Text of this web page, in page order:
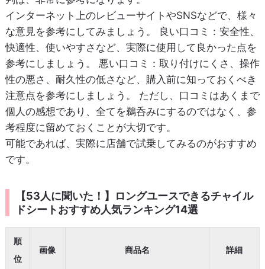
インターネット上のレビューサイトやSNSなどで、様々
な意見を参考にしてみましょう。
良い口コミ ：安全性、
快適性、使いやすさなど、実際に使用して良かった点を
参考にしましょう。 悪い口コミ ：取り付けにくさ、操作
性の悪さ、耐久性の低さなど、購入前に知っておくべき
注意点を参考にしましょう。 ただし、口コミはあくまで
個人の感想であり、全てを鵜呑みにするのではなく、参
考程度に留めておくことが大切です。
可能であれば、実際に店舗で試乗してみるのがおすすめ
です。
【53人に聞いた！】ロングユースできるチャイル
ドシートおすすめ人気ランキング14選
順
位
画像 商品名 詳細